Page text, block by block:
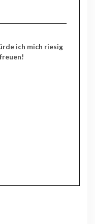
ich mich riesig